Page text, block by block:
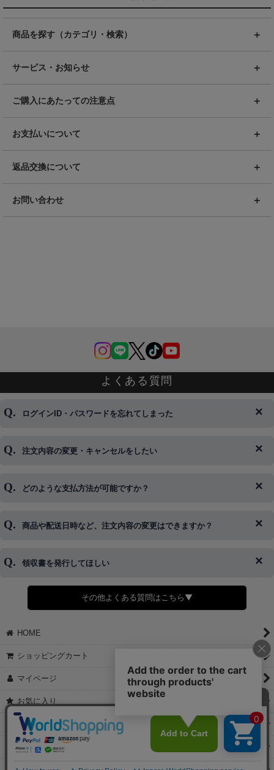
商品を探す（カテゴリ・検索）
サービス・お知らせ
ご購入にあたっての注意点
お支払いについて
返品交換について
お問い合わせ
よくある質問
ログインID・パスワードを忘れてしまった
◆下記ページより、ログインIDの変更が可能です。
注文内容の変更・キャンセルをしたい
◆即日発送を行なっている関係上、午後以降のご連絡やキャンセル
※発送後、発送準備が完了しお手続きが間に合わない場合は変更、
どのような支払方法が可能ですか？
◆代金引換・クレジットカード・携帯キャリア決済・おねだり決
＞詳細は画像をタップ＜
商品や配送日時など、注文内容の変更はできますか？
◆商品発送前の変更は承っております。
さい。
領収書を発行してほしい
◆領収書はご希望頂いた場合のみ発行しております。
【これからご注文する場合】
STEP2「お届け先・お支払い」ページにて備考欄に下記の記載をお
願いします。
②宛名（空欄は上様は不可）
③但し書き（空欄やお品代は不可）
【すでにご注文が完了している場合】
①お電話・メール・LINEにて領収書希望の連絡をお願い致します
②後日、郵送にて領収書を送らせて頂きます。
その他よくある質問はこちら▼
HOME
ショッピングカート
マイページ
お気に入り
特定商取引法表示
ご利用案内